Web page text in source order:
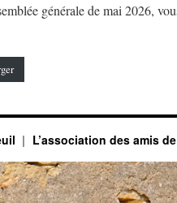
générale de mai 2026,
L’association des amis